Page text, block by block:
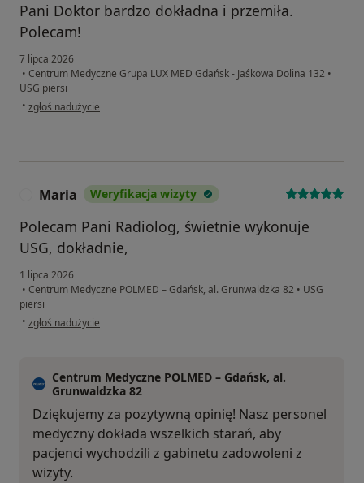
Pani Doktor bardzo dokładna i przemiła.
Polecam!
7 lipca 2026
• Centrum Medyczne Grupa LUX MED Gdańsk - Jaśkowa Dolina 132 •
USG piersi
• w opinii użytkownika Anna
zgłoś nadużycie
Maria Weryfikacja wizyty
Polecam Pani Radiolog, świetnie wykonuje
USG, dokładnie,
1 lipca 2026
• Centrum Medyczne POLMED – Gdańsk, al. Grunwaldzka 82 • USG
piersi
• w opinii użytkownika Maria
zgłoś nadużycie
Centrum Medyczne POLMED – Gdańsk, al.
Grunwaldzka 82
Dziękujemy za pozytywną opinię! Nasz personel
medyczny dokłada wszelkich starań, aby
pacjenci wychodzili z gabinetu zadowoleni z
wizyty.